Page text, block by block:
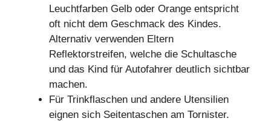
Leuchtfarben Gelb oder Orange entspricht
oft nicht dem Geschmack des Kindes.
Alternativ verwenden Eltern
Reflektorstreifen, welche die Schultasche
und das Kind für Autofahrer deutlich sichtbar
machen.
Für Trinkflaschen und andere Utensilien
eignen sich Seitentaschen am Tornister.